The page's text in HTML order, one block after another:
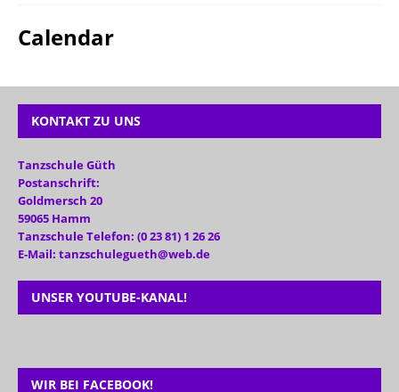
Calendar
KONTAKT ZU UNS
Tanzschule Güth
Postanschrift:
Goldmersch 20
59065 Hamm
Tanzschule Telefon: (0 23 81) 1 26 26
E-Mail: tanzschulegueth@web.de
UNSER YOUTUBE-KANAL!
WIR BEI FACEBOOK!